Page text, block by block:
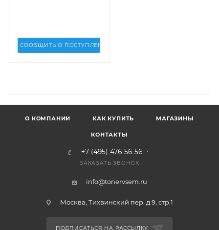
СООБЩИТЬ О ПОСТУПЛЕНИИ
О КОМПАНИИ КАК КУПИТЬ МАГАЗИНЫ
КОНТАКТЫ
+7 (495) 476-56-56
ЗАКАЗАТЬ ЗВОНОК
info@tonervsem.ru
Москва, Тихвинский пер. д.9, стр.1
ПОДПИСАТЬСЯ НА РАССЫЛКУ